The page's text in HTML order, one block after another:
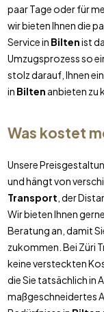
paar Tage oder für
wir bieten Ihnen die
Service in Biltenist
Umzugsprozess so
stolz darauf, Ihnen
in Bilten anbieten zu
Was kostet
Unsere
und hängt von
Transport , der
Wir bieten Ihnen
Beratung an, damit
zukommen. Bei Züri
keine versteckten
die Sie tatsächlich in
maßgeschneidertes